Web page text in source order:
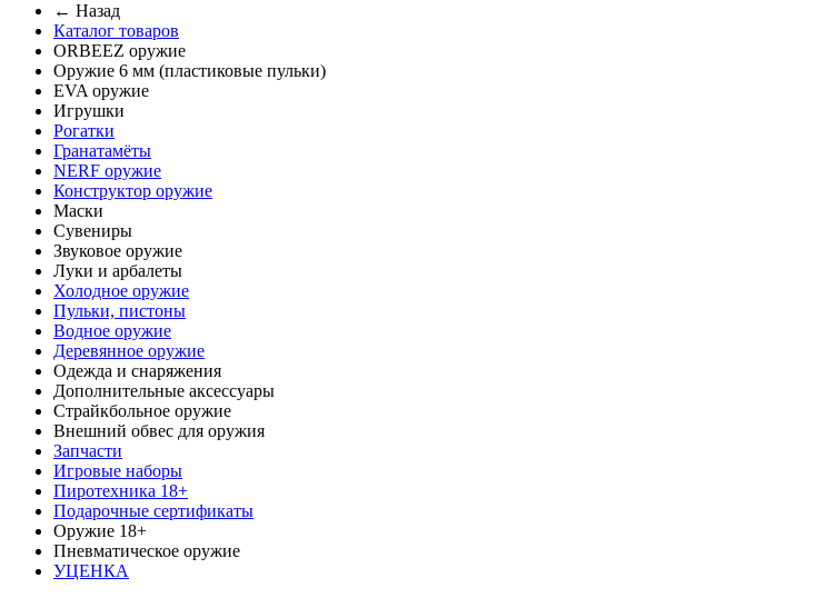
← Назад
Каталог товаров
ORBEEZ оружие
Оружие 6 мм (пластиковые пульки)
EVA оружие
Игрушки
Рогатки
Гранатамёты
NERF оружие
Конструктор оружие
Маски
Сувениры
Звуковое оружие
Луки и арбалеты
Холодное оружие
Пульки, пистоны
Водное оружие
Деревянное оружие
Одежда и снаряжения
Дополнительные аксессуары
Страйкбольное оружие
Внешний обвес для оружия
Запчасти
Игровые наборы
Пиротехника 18+
Подарочные сертификаты
Оружие 18+
Пневматическое оружие
УЦЕНКА